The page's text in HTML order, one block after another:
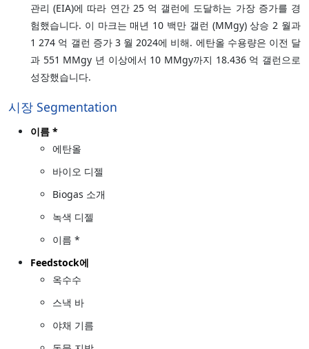
관리 (EIA)에 따라 연간 25 억 갤런에 도달하는 가장 증가를 경
험했습니다. 이 마크는 매년 10 백만 갤런 (MMgy) 상승 2 월과
1 274 억 갤런 증가 3 월 2024에 비해. 에탄올 수용량은 이전 달
과 551 MMgy 년 이상에서 10 MMgy까지 18.436 억 갤런으로
성장했습니다.
시장 Segmentation
이름 *
에탄올
바이오 디젤
Biogas 소개
녹색 디젤
이름 *
Feedstock에
옥수수
스낵 바
야채 기름